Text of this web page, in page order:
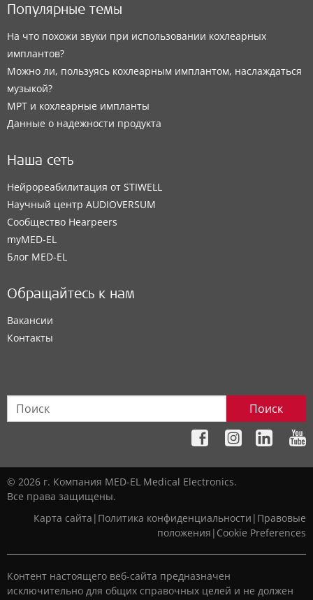
Популярные темы
На что похожи звуки при использовании кохлеарных
имплантов?
Можно ли, пользуясь кохлеарным имплантом, наслаждаться
музыкой?
МРТ и кохлеарные импланты
Данные о надежности продукта
Наша сеть
Нейрореабилитация от STIWELL
Научный центр AUDIOVERSUM
Сообщество Hearpeers
myMED‑EL
Блог MED-EL
Обращайтесь к нам
Вакансии
Контакты
Поиск
© 2026 г. Компания MED-EL Medical Electronics.
Все права защищены.
Карта сайта | Политика конфиденциальности | Правовые
положения | Cookie Preferences
Контент настоящего веб-сайта предназначен
исключительно для общих справочных целей и не должен